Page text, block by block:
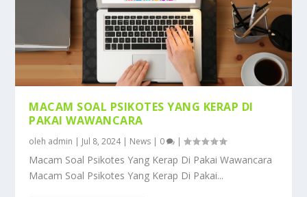
MACAM SOAL PSIKOTES YANG KERAP DI
PAKAI WAWANCARA
oleh admin | Jul 8, 2024| News | 0 |
Macam Soal Psikotes Yang Kerap Di Pakai Wawancara
Macam Soal Psikotes Yang Kerap Di Pakai...